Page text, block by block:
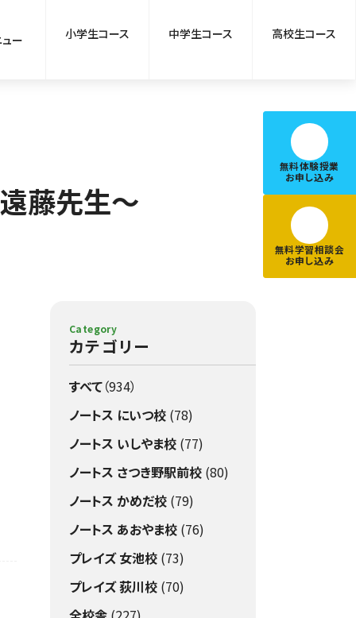
ー 小学生コース 中学生コース 高校生コース
無料体験授業
お申し込み
無料学習相談会
お申し込み
藤先生～
Category
カテゴリー
すべて（934）
ノートス にいつ校(78)
ノートス いしやま校(77)
ノートス さつき野駅前校(80)
ノートス かめだ校(79)
ノートス あおやま校(76)
プレイズ 女池校(73)
プレイズ 荻川校(70)